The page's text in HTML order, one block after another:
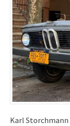
Karl Storchmann